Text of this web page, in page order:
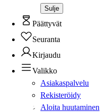
Sulje
Päättyvät
Seuranta
Kirjaudu
Valikko
Asiakaspalvelu
Rekisteröidy
Aloita huutaminen